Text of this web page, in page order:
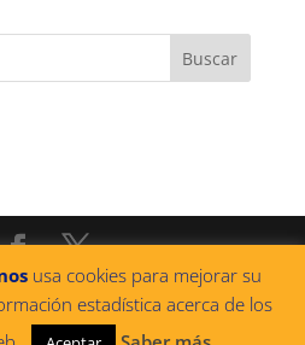
CRISTIANOS |Política de
de cookies|Aviso legal|
usa cookies para mejorar su
estadística acerca de los